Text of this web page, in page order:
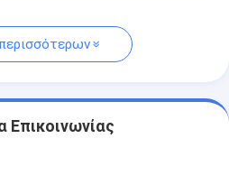
Επικοινωνίας